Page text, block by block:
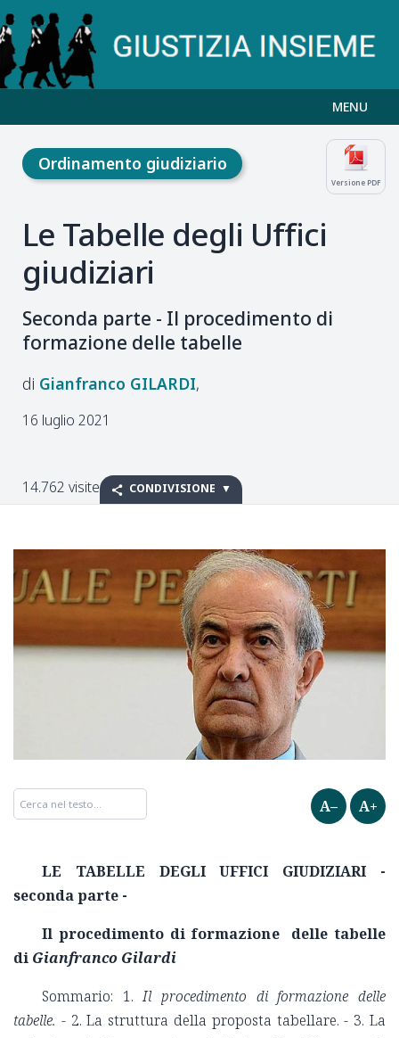
MENU
Versione PDF
Ordinamento giudiziario
Le Tabelle degli Uffici
giudiziari
Seconda parte - Il procedimento di
formazione delle tabelle
Gianfranco GILARDI
16 luglio 2021
14.762 visite CONDIVISIONE
A– A+
LE TABELLE DEGLI UFFICI GIUDIZIARI -
seconda parte -
Il procedimento di formazione delle tabelle
di Gianfranco Gilardi
Sommario: 1.Il procedimento di formazione delle
tabelle. - 2. La struttura della proposta tabellare. - 3. La